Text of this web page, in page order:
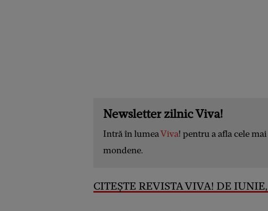
Newsletter zilnic Viva!
Intră în lumeaViva! pentru a afla cele
mondene.
CITEȘTE REVISTA VIVA! DE